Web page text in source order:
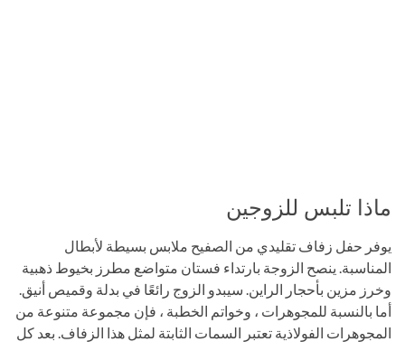
ماذا تلبس للزوجين
يوفر حفل زفاف تقليدي من الصفيح ملابس بسيطة لأبطال
المناسبة. ينصح الزوجة بارتداء فستان متواضع مطرز بخيوط ذهبية
وخرز مزين بأحجار الراين. سيبدو الزوج رائعًا في بدلة وقميص أنيق.
أما بالنسبة للمجوهرات ، وخواتم الخطبة ، فإن مجموعة متنوعة من
المجوهرات الفولاذية تعتبر السمات الثابتة لمثل هذا الزفاف. بعد كل